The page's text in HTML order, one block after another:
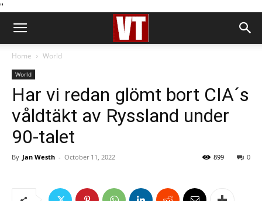
''
Home World
World
Har vi redan glömt bort CIA´s
våldtäkt av Ryssland under
90-talet
By Jan Westh - October 11, 2022 0
899